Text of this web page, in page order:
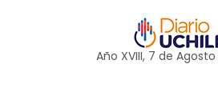
Año XVIII, 7 de Agosto